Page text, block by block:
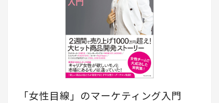
「女性目線」のマーケティング入門